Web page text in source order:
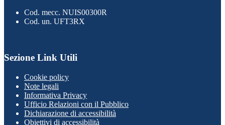
Cod. mecc. NUIS00300R
Cod. un. UFT3RX
Sezione Link Utili
Cookie policy
Note legali
Informativa Privacy
Ufficio Relazioni con il Pubblico
Dichiarazione di accessibilità
Obiettivi di accessibilità